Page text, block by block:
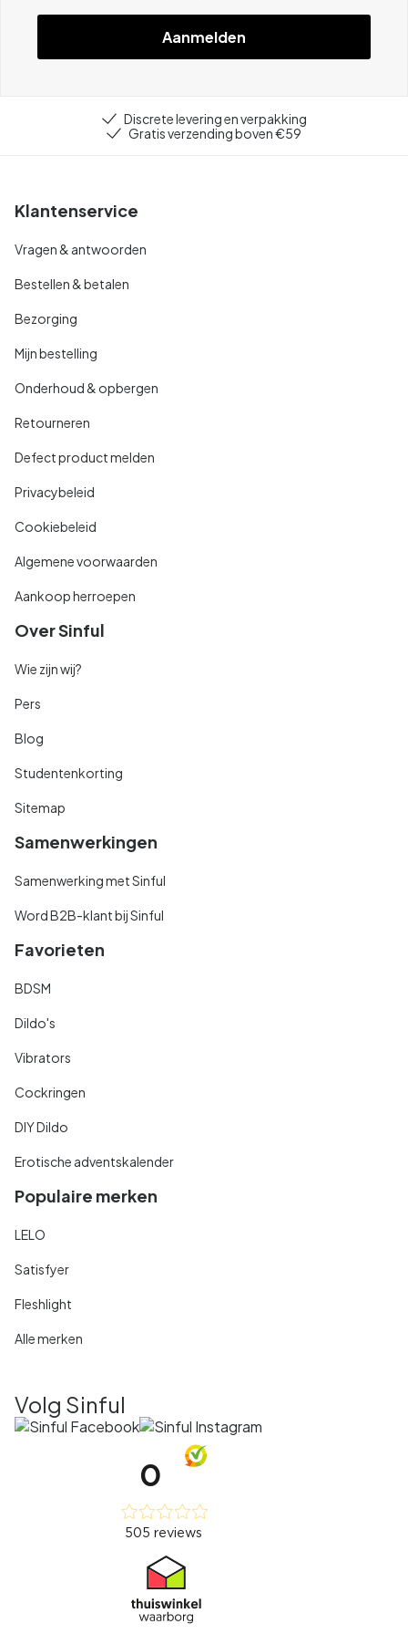
Aanmelden
Discrete levering en verpakking
Gratis verzending boven €59
Klantenservice
Vragen & antwoorden
Bestellen & betalen
Bezorging
Mijn bestelling
Onderhoud & opbergen
Retourneren
Defect product melden
Privacybeleid
Cookiebeleid
Algemene voorwaarden
Aankoop herroepen
Over Sinful
Wie zijn wij?
Pers
Blog
Studentenkorting
Sitemap
Samenwerkingen
Samenwerking met Sinful
Word B2B-klant bij Sinful
Favorieten
BDSM
Dildo's
Vibrators
Cockringen
DIY Dildo
Erotische adventskalender
Populaire merken
LELO
Satisfyer
Fleshlight
Alle merken
Volg Sinful